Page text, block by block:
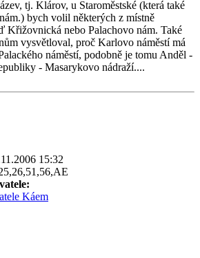
tj. Klárov, u Staroměstské (která také
bych volil některých z místně
Křižovnická nebo Palachovo nám. Také
vysvětloval, proč Karlovo náměstí má
náměstí, podobně je tomu Anděl -
- Masarykovo nádraží....
15:32
Káem